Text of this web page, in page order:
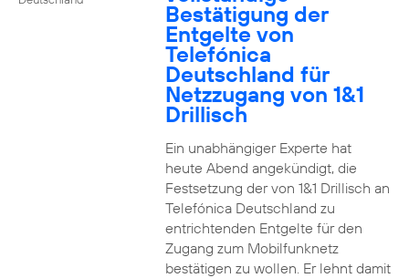
Bestätigung der
Entgelte von
Telefónica
Deutschland für
Netzzugang von 1&1
Drillisch
Ein unabhängiger Experte hat
heute Abend angekündigt, die
Festsetzung der von 1&1 Drillisch an
Telefónica Deutschland zu
entrichtenden Entgelte für den
Zugang zum Mobilfunknetz
bestätigen zu wollen. Er lehnt damit